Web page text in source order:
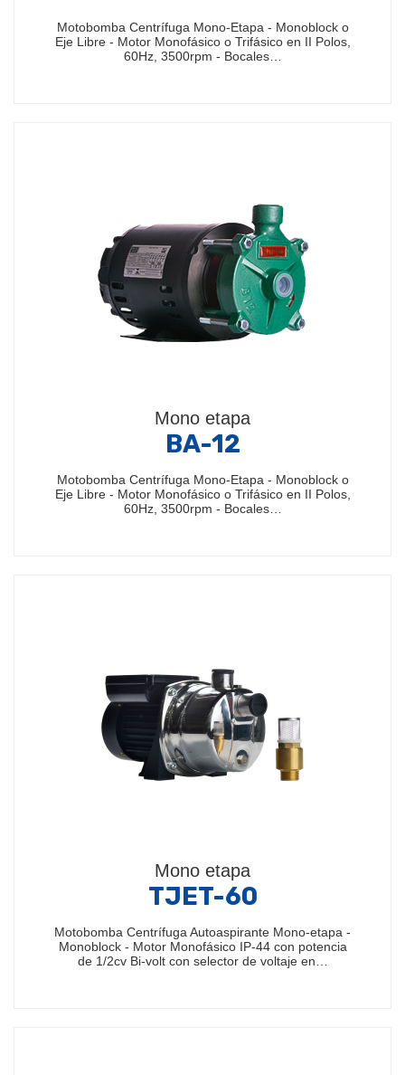
Motobomba Centrífuga Mono-Etapa - Monoblock o
Eje Libre - Motor Monofásico o Trifásico en II Polos,
60Hz, 3500rpm - Bocales…
Mono etapa
BA-12
Motobomba Centrífuga Mono-Etapa - Monoblock o
Eje Libre - Motor Monofásico o Trifásico en II Polos,
60Hz, 3500rpm - Bocales…
Mono etapa
TJET-60
Motobomba Centrífuga Autoaspirante Mono-etapa -
Monoblock - Motor Monofásico IP-44 con potencia
de 1/2cv Bi-volt con selector de voltaje en…